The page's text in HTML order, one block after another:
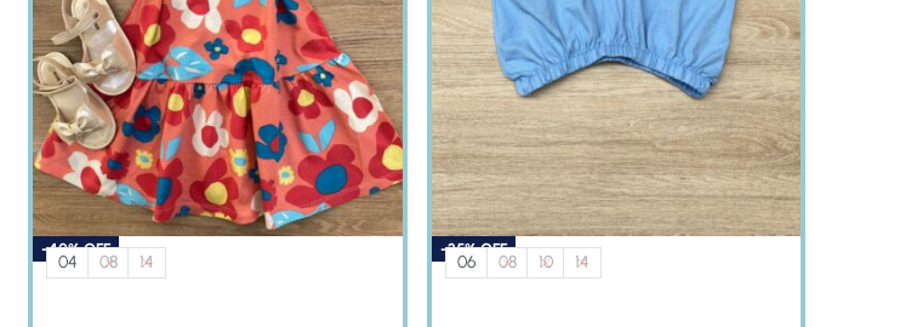
-40% OFF
04 08 14
-35% OFF
06 08 10 14